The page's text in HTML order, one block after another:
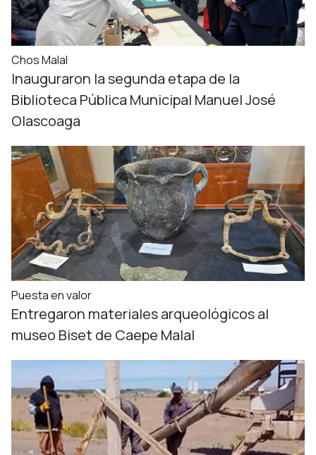
Chos Malal
Inauguraron la segunda etapa de la
Biblioteca Pública Municipal Manuel José
Olascoaga
Puesta en valor
Entregaron materiales arqueológicos al
museo Biset de Caepe Malal